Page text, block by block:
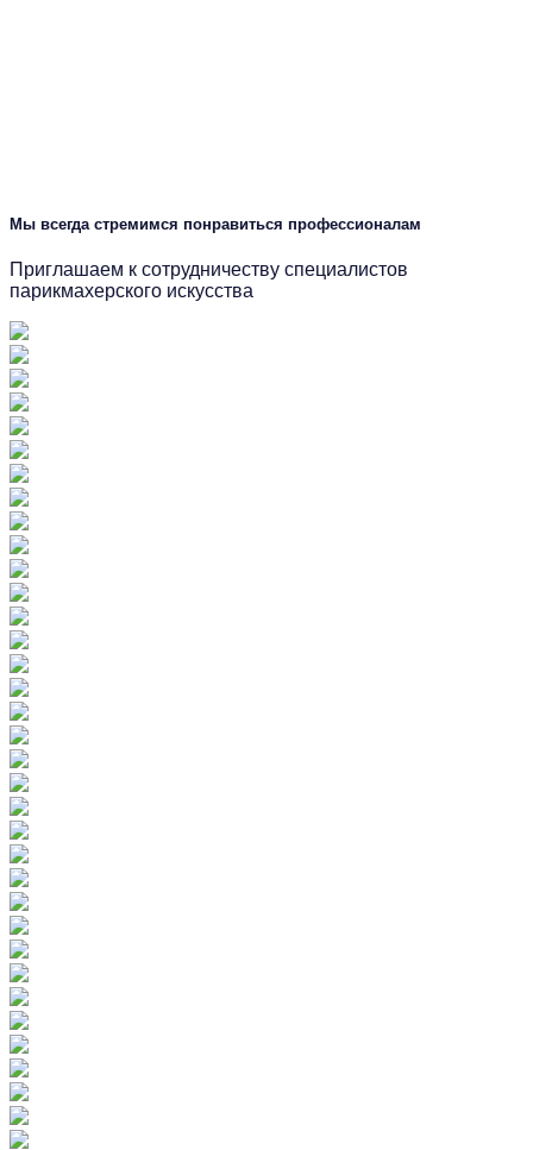
Мы всегда стремимся понравиться профессионалам
Приглашаем к сотрудничеству специалистов
парикмахерского искусства